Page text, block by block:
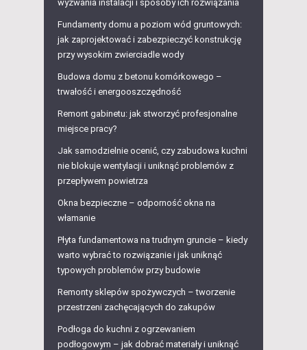
wyzwania instalacji i sposoby ich rozwiązania
Fundamenty domu a poziom wód gruntowych:
jak zaprojektować i zabezpieczyć konstrukcję
przy wysokim zwierciadle wody
Budowa domu z betonu komórkowego –
trwałość i energooszczędność
Remont gabinetu: jak stworzyć profesjonalne
miejsce pracy?
Jak samodzielnie ocenić, czy zabudowa kuchni
nie blokuje wentylacji i uniknąć problemów z
przepływem powietrza
Okna bezpieczne – odporność okna na
włamanie
Płyta fundamentowa na trudnym gruncie – kiedy
warto wybrać to rozwiązanie i jak uniknąć
typowych problemów przy budowie
Remonty sklepów spożywczych – tworzenie
przestrzeni zachęcających do zakupów
Podłoga do kuchni z ogrzewaniem
podłogowym – jak dobrać materiały i uniknąć